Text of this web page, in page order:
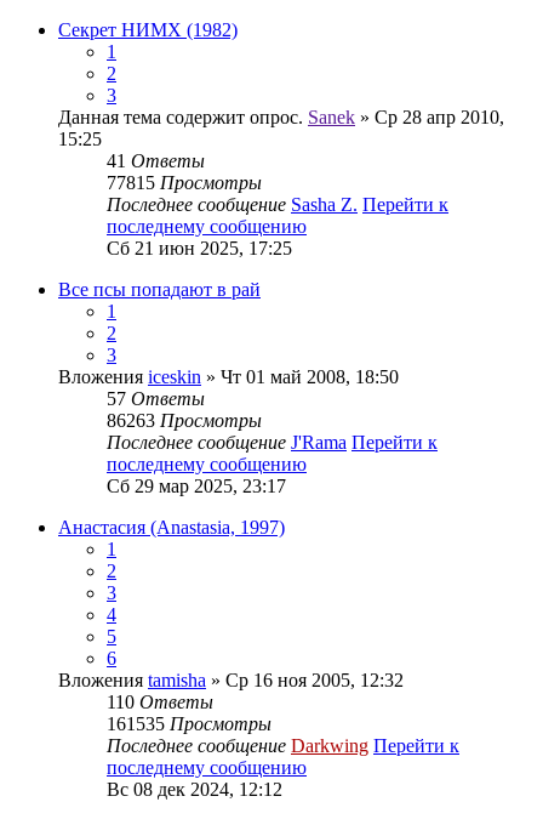
Секрет НИМХ (1982)
1
2
3
Данная тема содержит опрос. Sanek » Ср 28 апр 2010,
15:25
41 Ответы
77815 Просмотры
Последнее сообщение Sasha Z. Перейти к
последнему сообщению
Сб 21 июн 2025, 17:25
Все псы попадают в рай
1
2
3
Вложения iceskin » Чт 01 май 2008, 18:50
57 Ответы
86263 Просмотры
Последнее сообщение J'Rama Перейти к
последнему сообщению
Сб 29 мар 2025, 23:17
Анастасия (Anastasia, 1997)
1
2
3
4
5
6
Вложения tamisha » Ср 16 ноя 2005, 12:32
110 Ответы
161535 Просмотры
Последнее сообщение Darkwing Перейти к
последнему сообщению
Вс 08 дек 2024, 12:12